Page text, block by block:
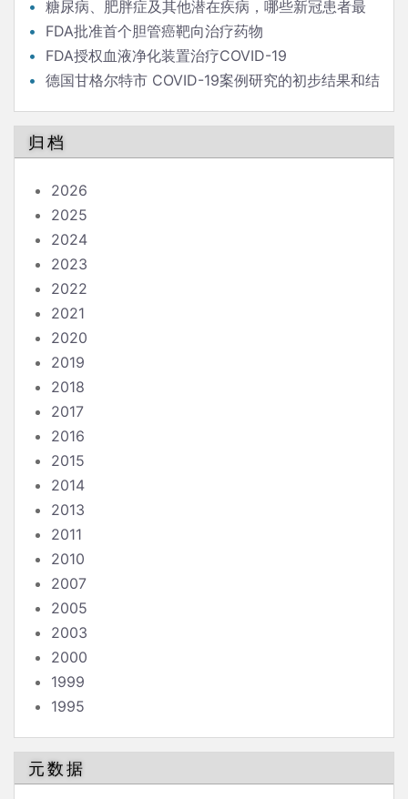
后的流行病学家
糖尿病、肥胖症及其他潜在疾病，哪些新冠患者最
危险？
FDA批准首个胆管癌靶向治疗药物
FDA授权血液净化装置治疗COVID-19
德国甘格尔特市 COVID-19案例研究的初步结果和结
归档
2026
2025
2024
2023
2022
2021
2020
2019
2018
2017
2016
2015
2014
2013
2011
2010
2007
2005
2003
2000
1999
1995
元数据